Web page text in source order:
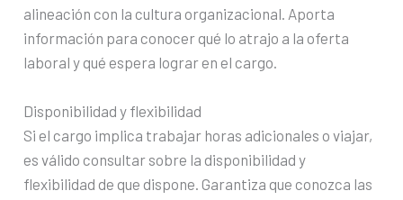
alineación con la cultura organizacional. Aporta
información para conocer qué lo atrajo a la oferta
laboral y qué espera lograr en el cargo.
Disponibilidad y flexibilidad
Si el cargo implica trabajar horas adicionales o viajar,
es válido consultar sobre la disponibilidad y
flexibilidad de que dispone. Garantiza que conozca las